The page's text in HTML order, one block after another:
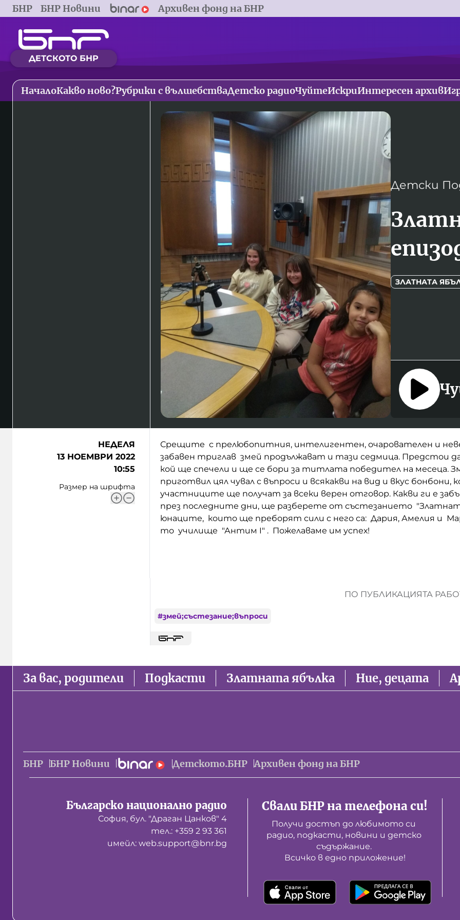
БНР БНР Новини Архивен фонд на БНР
ДЕТСКОТО БНР
НачалоКакво ново?Рубрики с вълшебстваДетско радиоЧуйтеИскриИнтересен архив
Детски
ЗЛАТНАТА
НЕДЕЛЯ
13 НОЕМВРИ 2022
10:55
Размер на шрифта
Срещите с прелюбопитния, интелигентен, очарователен и
забавен триглав змей продължават и тази седмица. Предстои
кой ще спечели и ще се бори за титлата победител на месеца.
приготвил цял чувал с въпроси и всякакви на вид и вкус бонбони,
участниците ще получат за всеки верен отговор. Какви ги е
през последните дни, ще разберете от състезанието
юнаците, които ще преборят сили с него са: Дария, Амелия и
то училище "Антим I" . Пожелаваме им успех!
ПО ПУБЛИКАЦИЯТА
#змей;състезание;въпроси
За вас, родители Подкасти Златната ябълка Ние, децата
БНР БНР Новини Детското.БНР Архивен фонд на БНР
Българско национално радио
София, бул. "Драган Цанков" 4
тел.: +359 2 93 361
имейл: web.support@bnr.bg
Свали БНР на телефона си!
Получи достъп до любимото си
радио, подкасти, новини и детско
съдържание.
Всичко в едно приложение!